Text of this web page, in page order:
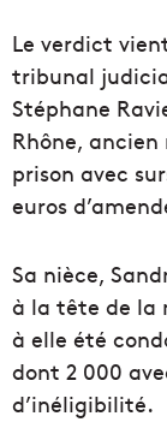
Le verdict
tribunal
Stéphane
Rhône, ancien
prison avec
euros
Sa nièce,
à la tête de la
à elle été
dont 2 000
d’inéligibilité.